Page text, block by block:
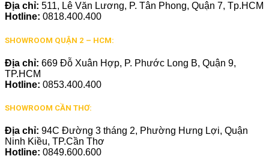
Địa chỉ: 511, Lê Văn Lương, P. Tân Phong, Quận 7, Tp.HCM
Hotline: 0818.400.400
SHOWROOM QUẬN 2 – HCM:
Địa chỉ: 669 Đỗ Xuân Hợp, P. Phước Long B, Quận 9,
TP.HCM
Hotline: 0853.400.400
SHOWROOM CẦN THƠ:
Địa chỉ: 94C Đường 3 tháng 2, Phường Hưng Lợi, Quận
Ninh Kiều, TP.Cần Thơ
Hotline: 0849.600.600